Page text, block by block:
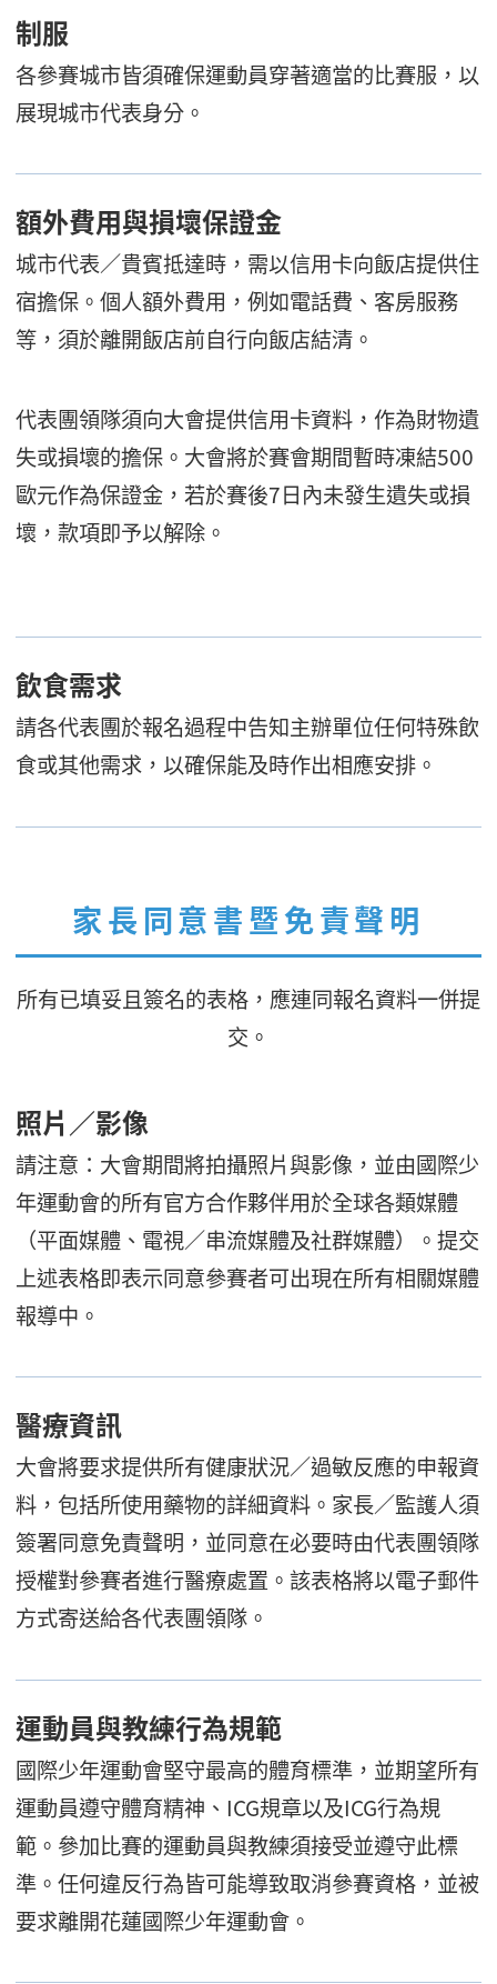
制服
各參賽城市皆須確保運動員穿著適當的比賽服，以
展現城市代表身分。
額外費用與損壞保證金
城市代表／貴賓抵達時，需以信用卡向飯店提供住
宿擔保。個人額外費用，例如電話費、客房服務
等，須於離開飯店前自行向飯店結清。
代表團領隊須向大會提供信用卡資料，作為財物遺
失或損壞的擔保。大會將於賽會期間暫時凍結500
歐元作為保證金，若於賽後7日內未發生遺失或損
壞，款項即予以解除。
飲食需求
請各代表團於報名過程中告知主辦單位任何特殊飲
食或其他需求，以確保能及時作出相應安排。
家長同意書暨免責聲明
所有已填妥且簽名的表格，應連同報名資料一併提
交。
照片／影像
請注意：大會期間將拍攝照片與影像，並由國際少
年運動會的所有官方合作夥伴用於全球各類媒體
（平面媒體、電視／串流媒體及社群媒體）。提交
上述表格即表示同意參賽者可出現在所有相關媒體
報導中。
醫療資訊
大會將要求提供所有健康狀況／過敏反應的申報資
料，包括所使用藥物的詳細資料。家長／監護人須
簽署同意免責聲明，並同意在必要時由代表團領隊
授權對參賽者進行醫療處置。該表格將以電子郵件
方式寄送給各代表團領隊。
運動員與教練行為規範
國際少年運動會堅守最高的體育標準，並期望所有
運動員遵守體育精神、ICG規章以及ICG行為規
範。參加比賽的運動員與教練須接受並遵守此標
準。任何違反行為皆可能導致取消參賽資格，並被
要求離開花蓮國際少年運動會。